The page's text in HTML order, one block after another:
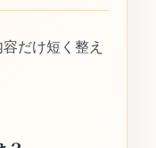
だけ短く整え